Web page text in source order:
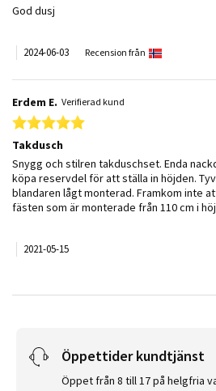
Review by Johanne D. on 3 Jun 2024
review stating God dusj
God dusj
2024-06-03 Recension från
Erdem E. Verifierad kund
5.0 star rating
Takdusch
Review by Erdem E. on 15 May 2021
review stating Takdusch
Snygg och stilren takduschset. Enda
köpa reservdel för att ställa in höjden.
blandaren lågt monterad. Framkom inte
fästen som är monterade från 110 cm i
2021-05-15
Öppettider kundtjänst
Öppet från 8 till 17 på helgfria